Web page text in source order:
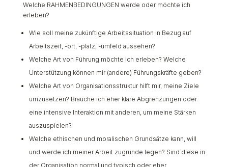
Welche RAHMENBEDINGUNGEN werde oder möchte ich
erleben?
Wie soll meine zukünftige Arbeitssituation in Bezug auf
Arbeitszeit, -ort, -platz, -umfeld aussehen?
Welche Art von Führung möchte ich erleben? Welche
Unterstützung können mir (andere) Führungskräfte geben?
Welche Art von Organisationsstruktur hilft mir, meine Ziele
umzusetzen? Brauche ich eher klare Abgrenzungen oder
eine intensive Interaktion mit anderen, um meine Stärken
auszuspielen?
Welche ethischen und moralischen Grundsätze kann, will
und werde ich meiner Arbeit zugrunde legen? Sind diese in
der Organisation normal und typisch oder eher